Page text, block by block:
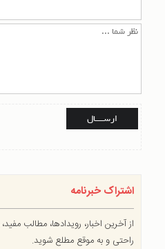
اشتراک خبرنامه
از آخرین اخبار، رویدادها، مطالب
راحتی و به موقع مطلع شوید.